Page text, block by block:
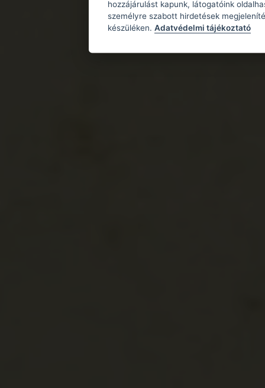
hozzájárulást kapunk, látogatóink
személyre szabott hirdetések
készüléken. Adatvédelmi tájékoztató